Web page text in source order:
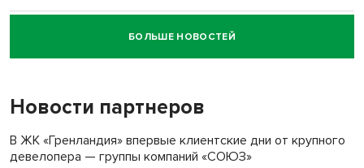
Новосибирский суд наказал водителя за смерть
пенсионерки на вокзале
БОЛЬШЕ НОВОСТЕЙ
Новости партнеров
В ЖК «Гренландия» впервые клиентские дни от крупного
девелопера — группы компаний «СОЮЗ»